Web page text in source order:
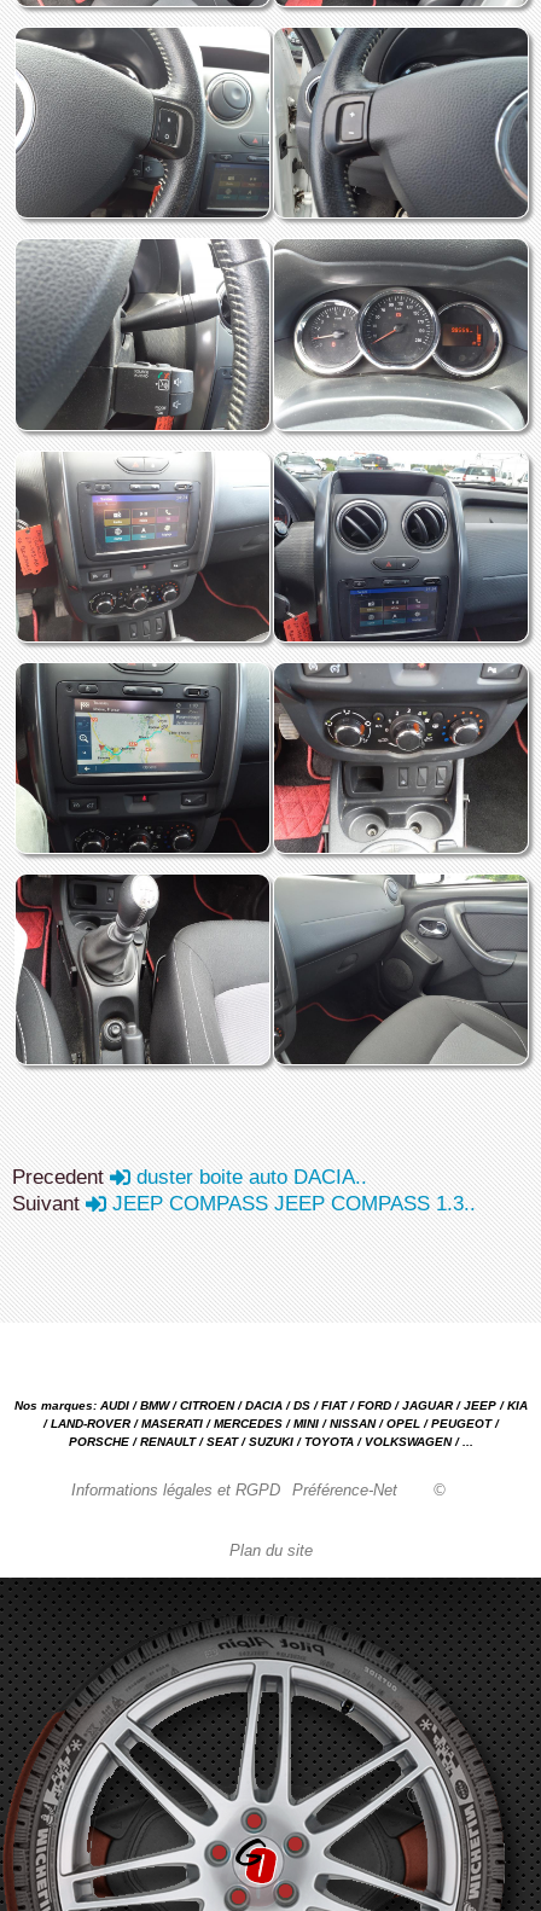
Precedent
duster boite auto DACIA..
Suivant
JEEP COMPASS JEEP COMPASS 1.3..
Nos marques: AUDI / BMW / CITROEN / DACIA / DS / FIAT / FORD / JAGUAR / JEEP / KIA
/ LAND-ROVER / MASERATI / MERCEDES / MINI / NISSAN / OPEL / PEUGEOT /
PORSCHE / RENAULT / SEAT / SUZUKI / TOYOTA / VOLKSWAGEN / ...
Informations légales et RGPD Préférence-Net ©
Plan du site
Garage automobile Reparation, entretien, carrosserie, concessionnaire Loire 42